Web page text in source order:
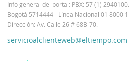
Info general del portal: PBX: 57 (1) 2940100.
Bogotá 5714444 - Línea Nacional 01 8000
Dirección: Av. Calle 26 # 68B-70.
servicioalclienteweb@eltiempo.com